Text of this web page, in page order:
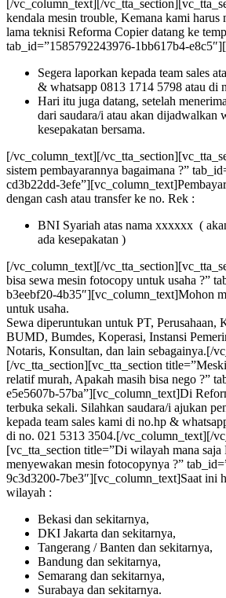
[/vc_column_text][/
kendala mesin trouble, Kemana kami harus
lama teknisi Reforma Copier datang ke
tab_id=”1585792243976-1bb617b4-
Segera laporkan kepada team sales
& whatsapp 0813 1714 5798 atau di
Hari itu juga datang, setelah
dari saudara/i atau akan dijadwalkan
kesepakatan bersama.
[/vc_column_text][/
sistem pembayarannya bagaimana ?”
cd3b22dd-
dengan cash atau transfer ke no. Rek :
BNI Syariah atas nama xxxxxx (
ada kesepakatan )
[/vc_column_text][/
bisa sewa mesin fotocopy untuk usaha ?”
b3eebf20-4b35″][vc_column_text]Mohon
untuk usaha.
Sewa diperuntukan untuk PT,
BUMD, Bumdes, Koperasi, Instansi
Notaris, Konsultan, dan lain sebagainya.[/
[/vc_tta_section][vc_tta_section
relatif murah, Apakah masih bisa nego ?”
e5e5607b-57ba”][vc_column_text]Di
terbuka sekali. Silahkan saudara/i ajukan
kepada team sales kami di no.hp &
di no. 021 5313 3504.[/vc_column_text][/
[vc_tta_section title=”Di wilayah mana saja
menyewakan mesin fotocopynya ?”
9c3d3200-7be3″][vc_column_text]Saat ini
wilayah :
Bekasi dan sekitarnya,
DKI Jakarta dan sekitarnya,
Tangerang / Banten dan sekitarnya,
Bandung dan sekitarnya,
Semarang dan sekitarnya,
Surabaya dan sekitarnya.